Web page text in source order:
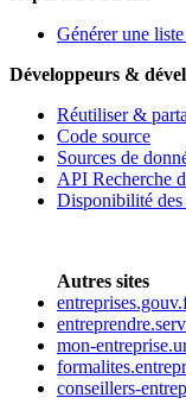
Générer une
Développeurs &
Réutiliser &
Code source
Sources de
API Recherche
Disponibilité
Autres sites
mon-
conseillers-